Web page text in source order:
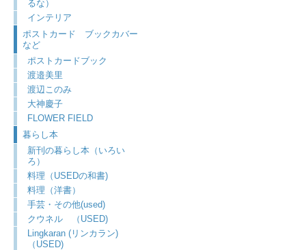
るな）
インテリア
ポストカード ブックカバー
など
ポストカードブック
渡邉美里
渡辺このみ
大神慶子
FLOWER FIELD
暮らし本
新刊の暮らし本（いろい
ろ）
料理（USEDの和書)
料理（洋書）
手芸・その他(used)
クウネル （USED)
Lingkaran (リンカラン)
（USED)